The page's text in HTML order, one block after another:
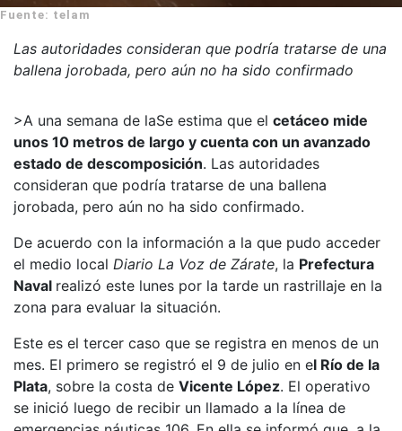
Fuente: telam
Las autoridades consideran que podría tratarse de una
ballena jorobada, pero aún no ha sido confirmado
>A una semana de laSe estima que el cetáceo mide
unos 10 metros de largo y cuenta con un avanzado
estado de descomposición. Las autoridades
consideran que podría tratarse de una ballena
jorobada, pero aún no ha sido confirmado.
De acuerdo con la información a la que pudo acceder
el medio local Diario La Voz de Zárate, la Prefectura
Naval realizó este lunes por la tarde un rastrillaje en la
zona para evaluar la situación.
Este es el tercer caso que se registra en menos de un
mes. El primero se registró el 9 de julio en el Río de la
Plata, sobre la costa de Vicente López. El operativo
se inició luego de recibir un llamado a la línea de